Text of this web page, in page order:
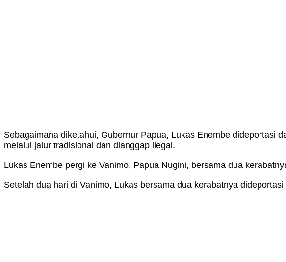
Sebagaimana diketahui, Gubernur Papua, Lukas Enembe dideportasi
melalui jalur tradisional dan dianggap ilegal.
Lukas Enembe pergi ke Vanimo, Papua Nugini, bersama dua
Setelah dua hari di Vanimo, Lukas bersama dua kerabatnya